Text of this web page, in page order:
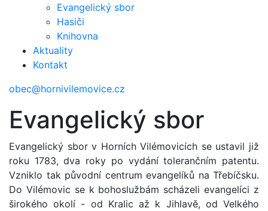
Evangelický sbor
Hasiči
Knihovna
Aktuality
Kontakt
obec@hornivilemovice.cz
Evangelický sbor
Evangelický sbor v Horních Vilémovicích se ustavil již
roku 1783, dva roky po vydání tolerančním patentu.
Vzniklo tak původní centrum evangelíků na Třebíčsku.
Do Vilémovic se k bohoslužbám scházeli evangelíci z
širokého okolí - od Kralic až k Jihlavě, od Velkého